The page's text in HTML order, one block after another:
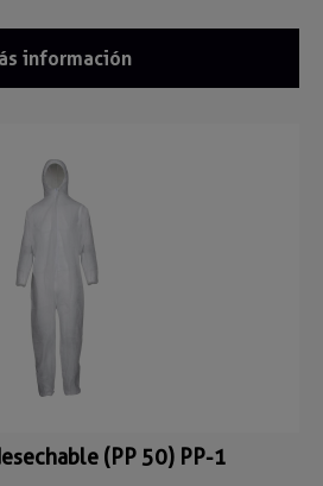
información
(PP 50) PP-1